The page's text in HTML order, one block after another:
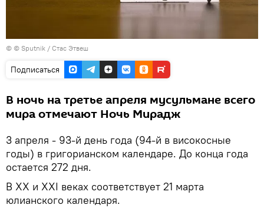
© © Sputnik / Стас Этвеш
Подписаться
В ночь на третье апреля мусульмане всего
мира отмечают Ночь Мирадж
3 апреля - 93-й день года (94-й в високосные
годы) в григорианском календаре. До конца года
остается 272 дня.
В XX и XXI веках соответствует 21 марта
юлианского календаря.